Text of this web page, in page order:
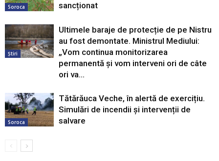
Soroca
sancționat
Știri
Ultimele baraje de protecție de pe Nistru
au fost demontate. Ministrul Mediului:
„Vom continua monitorizarea
permanentă și vom interveni ori de câte
ori va...
Soroca
Tătărăuca Veche, în alertă de exercițiu.
Simulări de incendii și intervenții de
salvare